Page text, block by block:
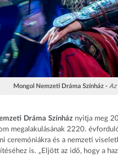
Mongol Nemzeti Dráma Színház - Az
Dráma Színház nyitja meg
megalakulásának 2220.
ceremóniákra és a nemzeti
is. „Eljött az idő, hogy a